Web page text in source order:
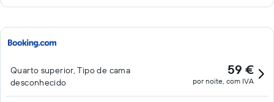
Quarto superior, Tipo de cama
desconhecido
59 €
por noite, com IVA